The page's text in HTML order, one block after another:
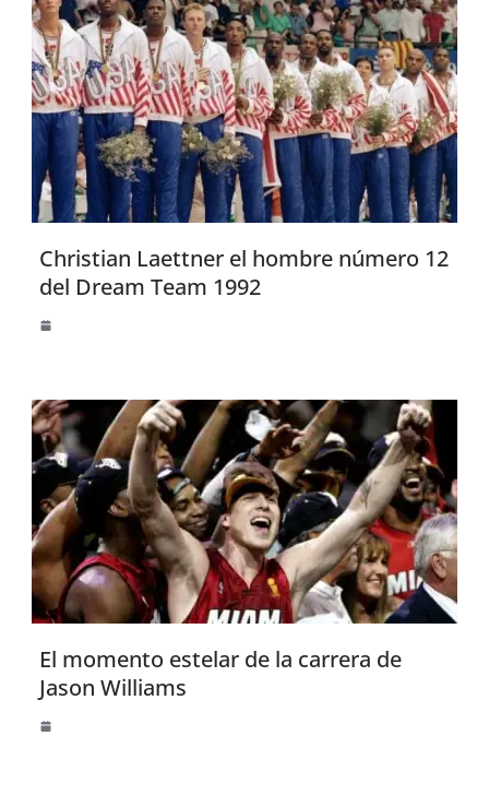
Christian Laettner el hombre número 12
del Dream Team 1992
El momento estelar de la carrera de
Jason Williams